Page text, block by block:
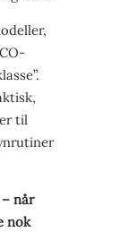
til
når
nok